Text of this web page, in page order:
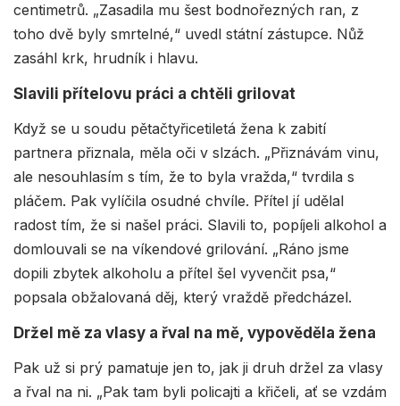
centimetrů. „Zasadila mu šest bodnořezných ran, z
toho dvě byly smrtelné,“ uvedl státní zástupce. Nůž
zasáhl krk, hrudník i hlavu.
Slavili přítelovu práci a chtěli grilovat
Když se u soudu pětačtyřicetiletá žena k zabití
partnera přiznala, měla oči v slzách. „Přiznávám vinu,
ale nesouhlasím s tím, že to byla vražda,“ tvrdila s
pláčem. Pak vylíčila osudné chvíle. Přítel jí udělal
radost tím, že si našel práci. Slavili to, popíjeli alkohol a
domlouvali se na víkendové grilování. „Ráno jsme
dopili zbytek alkoholu a přítel šel vyvenčit psa,“
popsala obžalovaná děj, který vraždě předcházel.
Držel mě za vlasy a řval na mě, vypověděla žena
Pak už si prý pamatuje jen to, jak ji druh držel za vlasy
a řval na ni. „Pak tam byli policajti a křičeli, ať se vzdám